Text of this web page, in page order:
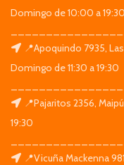
Domingo de 10:00 a 19:30
📍Apoquindo 7935,
Domingo de 11:30 a 19:30
📍Pajaritos 2356,
19:30
📍Vicuña Mackenna